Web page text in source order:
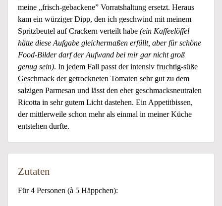
meine „frisch-gebackene” Vorratshaltung ersetzt. Heraus
kam ein würziger Dipp, den ich geschwind mit meinem
Spritzbeutel auf Crackern verteilt habe (ein Kaffeelöffel
hätte diese Aufgabe gleichermaßen erfüllt, aber für schöne
Food-Bilder darf der Aufwand bei mir gar nicht groß
genug sein). In jedem Fall passt der intensiv fruchtig-süße
Geschmack der getrockneten Tomaten sehr gut zu dem
salzigen Parmesan und lässt den eher geschmacksneutralen
Ricotta in sehr gutem Licht dastehen. Ein Appetitbissen,
der mittlerweile schon mehr als einmal in meiner Küche
entstehen durfte.
Zutaten
Für 4 Personen (à 5 Häppchen):